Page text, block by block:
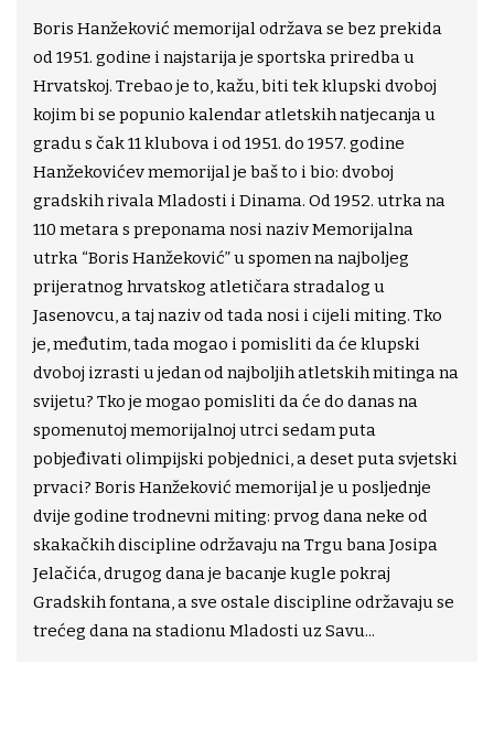
Boris Hanžeković memorijal održava se bez prekida
od 1951. godine i najstarija je sportska priredba u
Hrvatskoj. Trebao je to, kažu, biti tek klupski dvoboj
kojim bi se popunio kalendar atletskih natjecanja u
gradu s čak 11 klubova i od 1951. do 1957. godine
Hanžekovićev memorijal je baš to i bio: dvoboj
gradskih rivala Mladosti i Dinama. Od 1952. utrka na
110 metara s preponama nosi naziv Memorijalna
utrka “Boris Hanžeković” u spomen na najboljeg
prijeratnog hrvatskog atletičara stradalog u
Jasenovcu, a taj naziv od tada nosi i cijeli miting. Tko
je, međutim, tada mogao i pomisliti da će klupski
dvoboj izrasti u jedan od najboljih atletskih mitinga na
svijetu? Tko je mogao pomisliti da će do danas na
spomenutoj memorijalnoj utrci sedam puta
pobjeđivati olimpijski pobjednici, a deset puta svjetski
prvaci? Boris Hanžeković memorijal je u posljednje
dvije godine trodnevni miting: prvog dana neke od
skakačkih discipline održavaju na Trgu bana Josipa
Jelačića, drugog dana je bacanje kugle pokraj
Gradskih fontana, a sve ostale discipline održavaju se
trećeg dana na stadionu Mladosti uz Savu...